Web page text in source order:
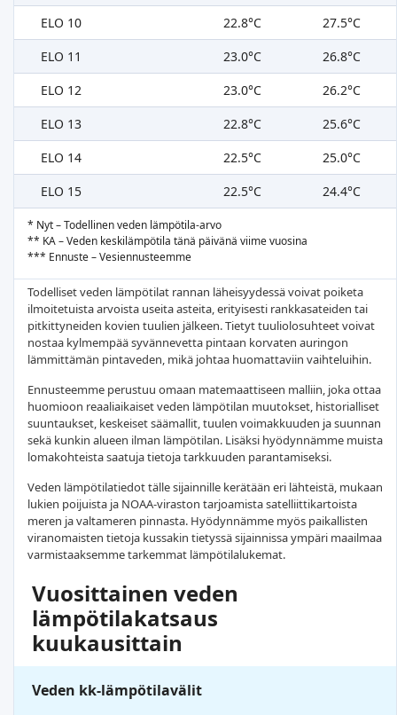
ELO 10 22.8°C
27.5°C
ELO 11
23.0°C
26.8°C
ELO 12
23.0°C
26.2°C
ELO 13
22.8°C
25.6°C
ELO 14
22.5°C
25.0°C
ELO 15
22.5°C 24.4°C
* Nyt – Todellinen veden lämpötila-arvo
** KA – Veden keskilämpötila tänä päivänä viime vuosina
*** Ennuste – Vesiennusteemme
Todelliset veden lämpötilat rannan läheisyydessä voivat poiketa
ilmoitetuista arvoista useita asteita, erityisesti rankkasateiden tai
pitkittyneiden kovien tuulien jälkeen. Tietyt tuuliolosuhteet voivat
nostaa kylmempää syvännevetta pintaan korvaten auringon
lämmittämän pintaveden, mikä johtaa huomattaviin vaihteluihin.
Ennusteemme perustuu omaan matemaattiseen malliin, joka ottaa
huomioon reaaliaikaiset veden lämpötilan muutokset, historialliset
suuntaukset, keskeiset säämallit, tuulen voimakkuuden ja suunnan
sekä kunkin alueen ilman lämpötilan. Lisäksi hyödynnämme muista
lomakohteista saatuja tietoja tarkkuuden parantamiseksi.
Veden lämpötilatiedot tälle sijainnille kerätään eri lähteistä, mukaan
lukien poijuista ja NOAA-viraston tarjoamista satelliittikartoista
meren ja valtameren pinnasta. Hyödynnämme myös paikallisten
viranomaisten tietoja kussakin tietyssä sijainnissa ympäri maailmaa
varmistaaksemme tarkemmat lämpötilalukemat.
Vuosittainen veden
lämpötilakatsaus
kuukausittain
Veden kk-lämpötilavälit